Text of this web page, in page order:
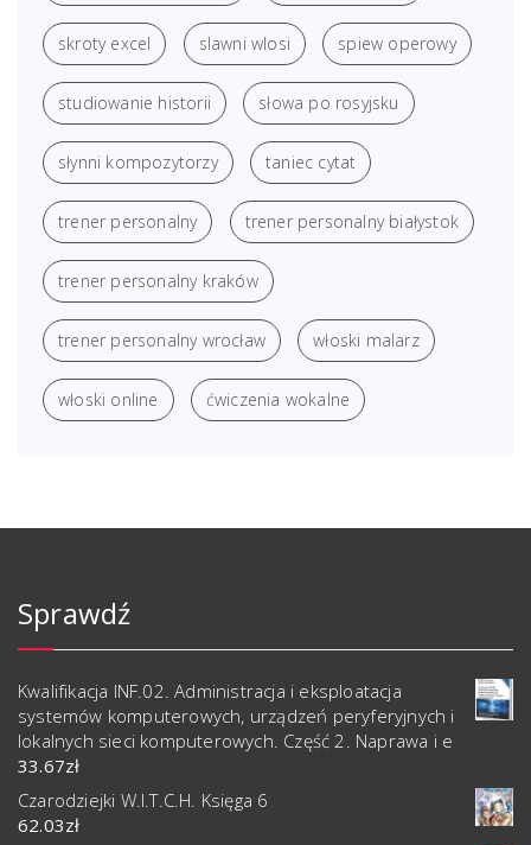
skroty excel slawni wlosi spiew operowy
studiowanie historii słowa po rosyjsku
słynni kompozytorzy taniec cytat
trener personalny trener personalny białystok
trener personalny kraków
trener personalny wrocław włoski malarz
włoski online ćwiczenia wokalne
Sprawdź
Kwalifikacja INF.02. Administracja i eksploatacja
systemów komputerowych, urządzeń peryferyjnych i
lokalnych sieci komputerowych. Część 2. Naprawa i e
33.67zł
Czarodziejki W.I.T.C.H. Księga 6
62.03zł